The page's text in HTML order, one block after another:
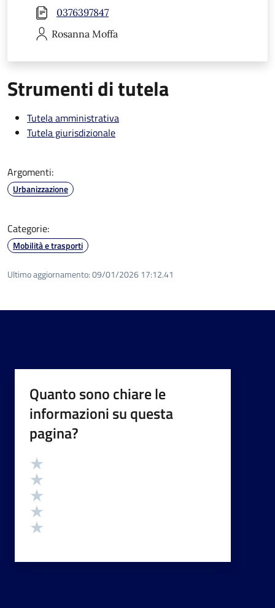
0376397847
Rosanna Moffa
Strumenti di tutela
Tutela amministrativa
Tutela giurisdizionale
Argomenti:
Urbanizzazione
Categorie:
Mobilità e trasporti
Ultimo aggiornamento:09/01/2026 17:12.41
Quanto sono chiare le
informazioni su questa
pagina?
Valutazione